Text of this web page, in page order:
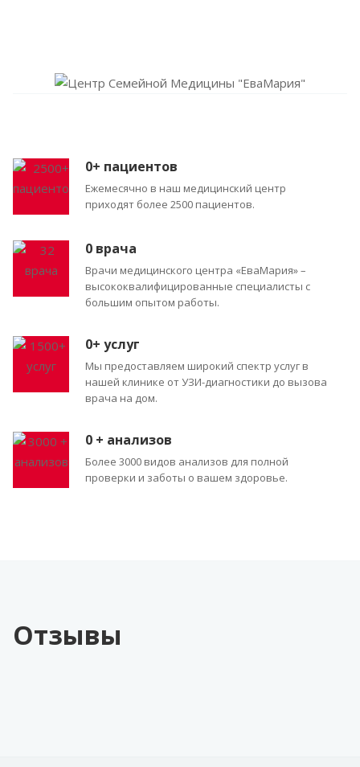
0+ пациентов
Ежемесячно в наш медицинский центр
приходят более 2500 пациентов.
0 врача
Врачи медицинского центра «ЕваМария» –
высококвалифицированные специалисты с
большим опытом работы.
0+ услуг
Мы предоставляем широкий спектр услуг в
нашей клинике от УЗИ-диагностики до вызова
врача на дом.
0 + анализов
Более 3000 видов анализов для полной
проверки и заботы о вашем здоровье.
Отзывы